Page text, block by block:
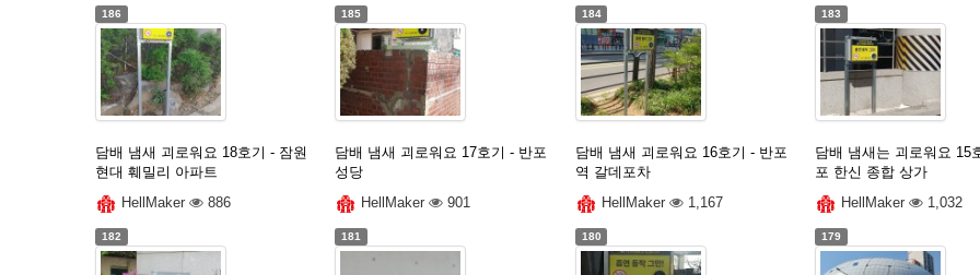
186
담배 냄새 괴로워요 18호기 - 잠원
현대 훼밀리 아파트
HellMaker
886
185
담배 냄새 괴로워요 17호기 - 반포
성당
HellMaker
901
184
담배 냄새 괴로워요 16호기 - 반포
역 갈데포차
HellMaker
1,167
183
담배 냄새는 괴로워요 15
포 한신 종합 상가
HellMaker
1,032
182 181 180 179